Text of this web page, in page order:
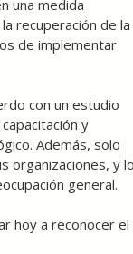
una medida
recuperación de la
de implementar
con un estudio
y
Además, solo
organizaciones, y
general.
hoy a reconocer el